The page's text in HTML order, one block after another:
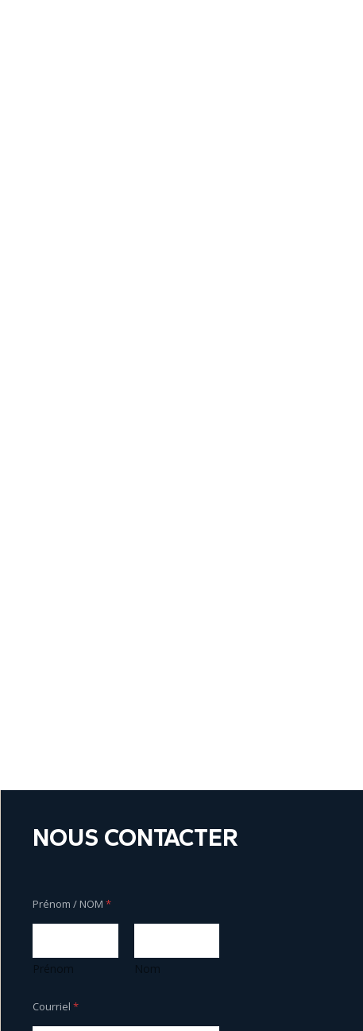
NOUS CONTACTER
Prénom / NOM *
N
O
Courriel *